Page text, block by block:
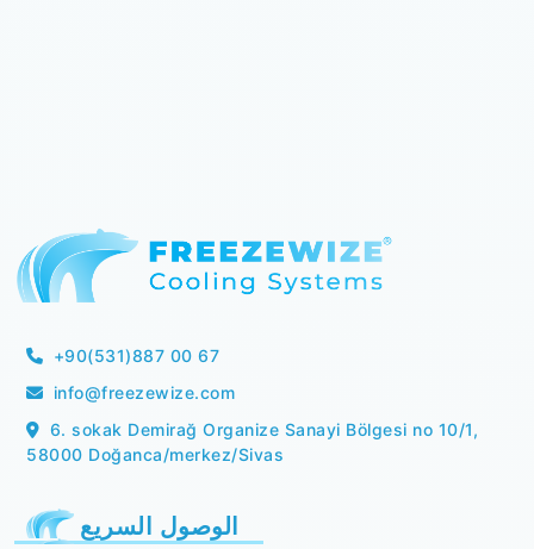
+90(531)887 00 67
info@freezewize.com
6. sokak Demirağ Organize Sanayi Bölgesi no 10/1,
58000 Doğanca/merkez/Sivas
الوصول السريع